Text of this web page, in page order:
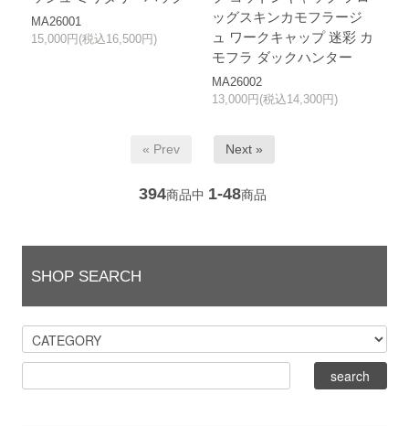
MA26001
15,000円(税込16,500円)
ッグスキンカモフラージ
ュ ワークキャップ 迷彩 カ
モフラ ダックハンター
MA26002
13,000円(税込14,300円)
« Prev Next »
394商品中 1-48商品
SHOP SEARCH